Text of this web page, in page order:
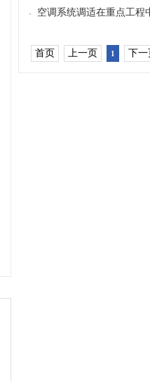
空调系统调适在重点工程
首页 上一页 1 下一